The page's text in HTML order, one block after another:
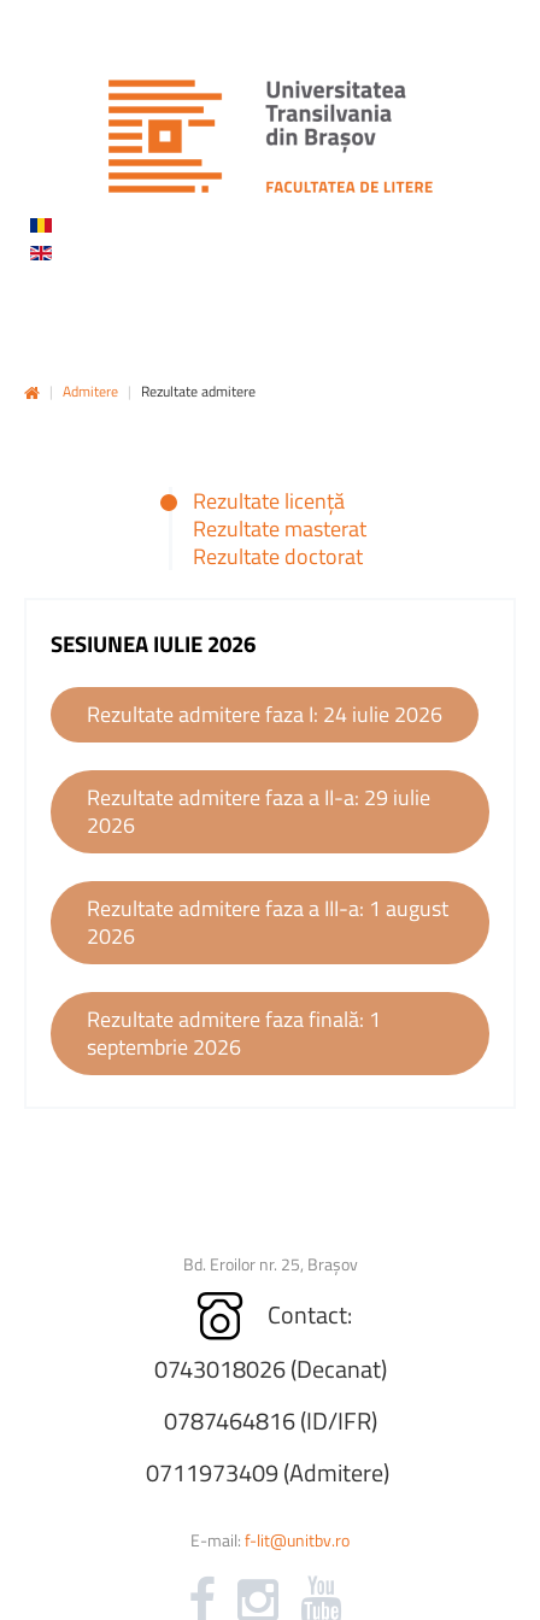
| Admitere | Rezultate admitere
Rezultate licență
Rezultate masterat
Rezultate doctorat
SESIUNEA IULIE 2026
Rezultate admitere faza I: 24 iulie 2026
Rezultate admitere faza a II-a: 29 iulie
2026
Rezultate admitere faza a III-a: 1 august
2026
Rezultate admitere faza finală: 1
septembrie 2026
Bd. Eroilor nr. 25, Brașov
Contact:
0743018026 (Decanat)
0787464816 (ID/IFR)
0711973409 (Admitere)
E-mail:f-lit@unitbv.ro